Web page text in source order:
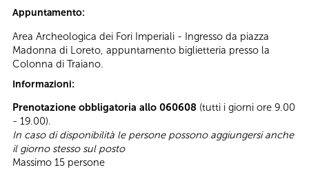
Appuntamento:
Area Archeologica dei Fori Imperiali - Ingresso da piazza
Madonna di Loreto, appuntamento biglietteria presso la
Colonna di Traiano.
Informazioni:
Prenotazione obbligatoria allo 060608 (tutti i giorni ore 9.00
- 19.00).
In caso di disponibilità le persone possono aggiungersi anche
il giorno stesso sul posto
Massimo 15 persone